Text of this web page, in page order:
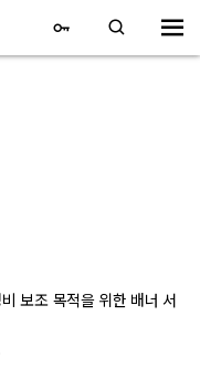
보조 목적을 위한 배너 서